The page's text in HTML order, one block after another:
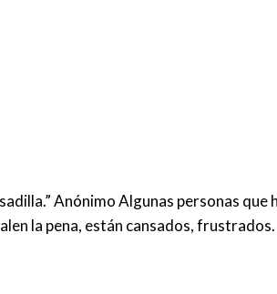
Anónimo Algunas personas
la pena, están cansados,